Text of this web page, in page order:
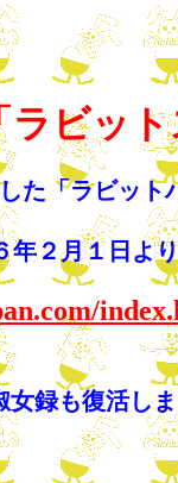
ビッ
た「ラビット
年２月１日よ
録も復活し